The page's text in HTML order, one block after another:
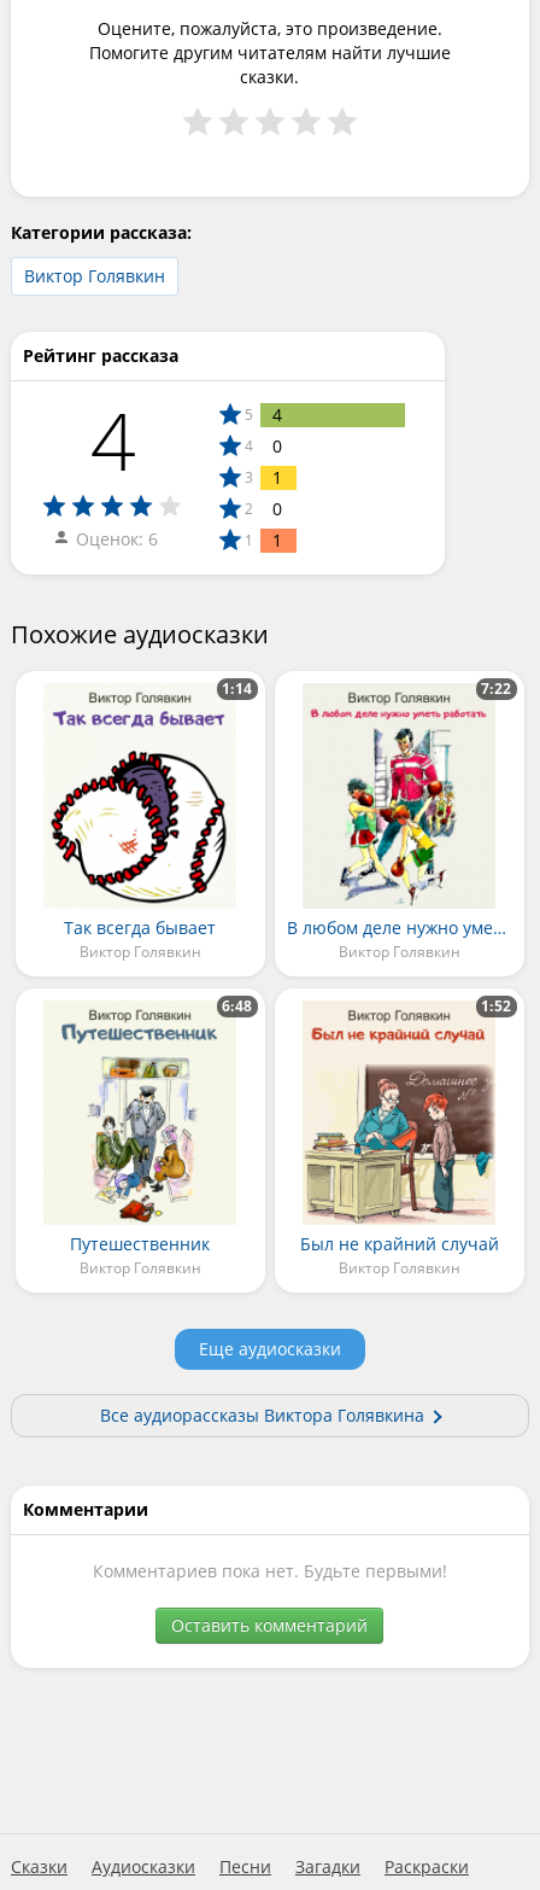
Оцените, пожалуйста, это произведение.
Помогите другим читателям найти лучшие
сказки.
Категории рассказа:
Виктор Голявкин
Рейтинг рассказа
4
Оценок: 6
5 4
4 0
3 1
2 0
1 1
Похожие аудиосказки
Так всегда бывает
Виктор Голявкин
1:14
В любом деле нужно уметь работать
Виктор Голявкин
7:22
Путешественник
Виктор Голявкин
6:48
Был не крайний случай
Виктор Голявкин
1:52
Еще аудиосказки
Все аудиорассказы Виктора Голявкина
Комментарии
Комментариев пока нет. Будьте первыми!
Оставить комментарий
Сказки Аудиосказки Песни Загадки
Раскраски